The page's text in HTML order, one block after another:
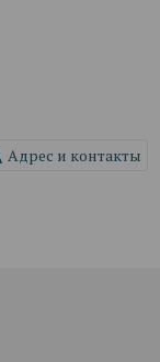
Адрес и контакты